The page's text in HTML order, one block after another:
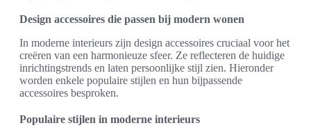
Design accessoires die passen bij modern wonen
In moderne interieurs zijn design accessoires cruciaal voor het
creëren van een harmonieuze sfeer. Ze reflecteren de huidige
inrichtingstrends en laten persoonlijke stijl zien. Hieronder
worden enkele populaire stijlen en hun bijpassende
accessoires besproken.
Populaire stijlen in moderne interieurs